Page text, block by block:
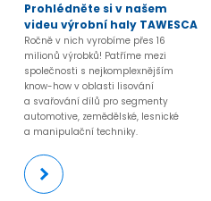
Prohlédněte si v našem
videu výrobní haly TAWESCA
Ročně v nich vyrobíme přes 16
milionů výrobků! Patříme mezi
společnosti s nejkomplexnějším
know-how v oblasti lisování
a svařování dílů pro segmenty
automotive, zemědělské, lesnické
a manipulační techniky.
Více